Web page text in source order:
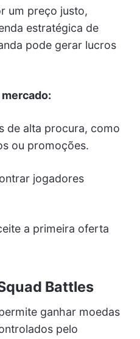
um preço justo,
estratégica de
pode gerar lucros
de alta procura, como
ou promoções.
jogadores
a primeira oferta
Battles
ganhar moedas
pelo